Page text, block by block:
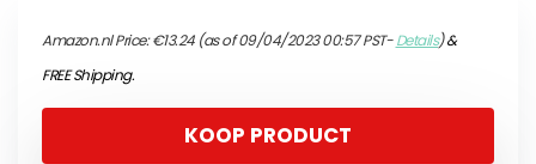
Amazon.nl Price:€13.24(as of 09/04/2023 00:57 PST-Details)&
FREE Shipping.
KOOP PRODUCT